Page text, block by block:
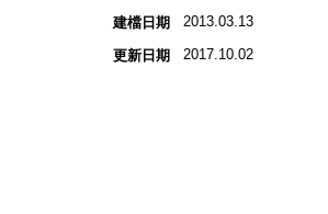
建檔日期 2013.03.13
更新日期 2017.10.02